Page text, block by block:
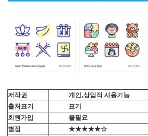
저작권
개인,상업적 사용가능
출처표기
표기
회원가입
불필요
별점
★★★★★☆